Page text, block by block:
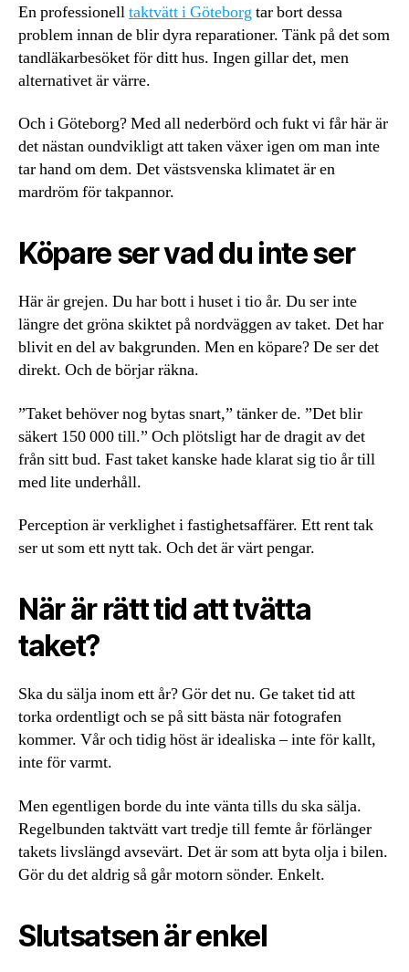
En professionelltaktvätt i Göteborgtar bort dessa
problem innan de blir dyra reparationer. Tänk på det som
tandläkarbesöket för ditt hus. Ingen gillar det, men
alternativet är värre.
Och i Göteborg? Med all nederbörd och fukt vi får här är
det nästan oundvikligt att taken växer igen om man inte
tar hand om dem. Det västsvenska klimatet är en
mardröm för takpannor.
Köpare ser vad du inte ser
Här är grejen. Du har bott i huset i tio år. Du ser inte
längre det gröna skiktet på nordväggen av taket. Det har
blivit en del av bakgrunden. Men en köpare? De ser det
direkt. Och de börjar räkna.
”Taket behöver nog bytas snart,” tänker de. ”Det blir
säkert 150 000 till.” Och plötsligt har de dragit av det
från sitt bud. Fast taket kanske hade klarat sig tio år till
med lite underhåll.
Perception är verklighet i fastighetsaffärer. Ett rent tak
ser ut som ett nytt tak. Och det är värt pengar.
När är rätt tid att tvätta
taket?
Ska du sälja inom ett år? Gör det nu. Ge taket tid att
torka ordentligt och se på sitt bästa när fotografen
kommer. Vår och tidig höst är idealiska – inte för kallt,
inte för varmt.
Men egentligen borde du inte vänta tills du ska sälja.
Regelbunden taktvätt vart tredje till femte år förlänger
takets livslängd avsevärt. Det är som att byta olja i bilen.
Gör du det aldrig så går motorn sönder. Enkelt.
Slutsatsen är enkel